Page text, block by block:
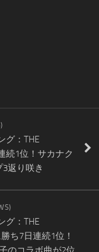
グ：THE
続1位！サカナク
返り咲き
グ：THE
ち7日連続1位！